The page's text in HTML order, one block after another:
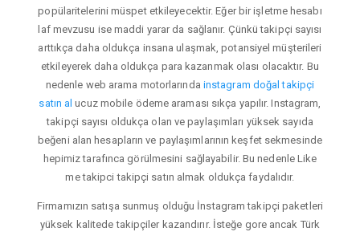
popülaritelerini müspet etkileyecektir. Eğer bir işletme hesabı
laf mevzusu ise maddi yarar da sağlanır. Çünkü takipçi sayısı
arttıkça daha oldukça insana ulaşmak, potansiyel müşterileri
etkileyerek daha oldukça para kazanmak olası olacaktır. Bu
nedenle web arama motorlarında instagram doğal takipçi
satın al ucuz mobile ödeme araması sıkça yapılır. Instagram,
takipçi sayısı oldukça olan ve paylaşımları yüksek sayıda
beğeni alan hesapların ve paylaşımlarının keşfet sekmesinde
hepimiz tarafınca görülmesini sağlayabilir. Bu nedenle Like
me takipci takipçi satın almak oldukça faydalıdır.
Firmamızın satışa sunmuş olduğu İnstagram takipçi paketleri
yüksek kalitede takipçiler kazandırır. İsteğe gore ancak Türk